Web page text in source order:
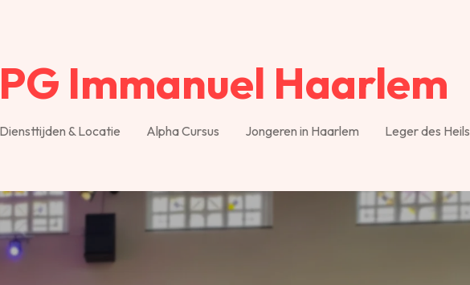
PG Immanuel Haarlem
Diensttijden & Locatie Alpha Cursus Jongeren in Haarlem Leger des Heils